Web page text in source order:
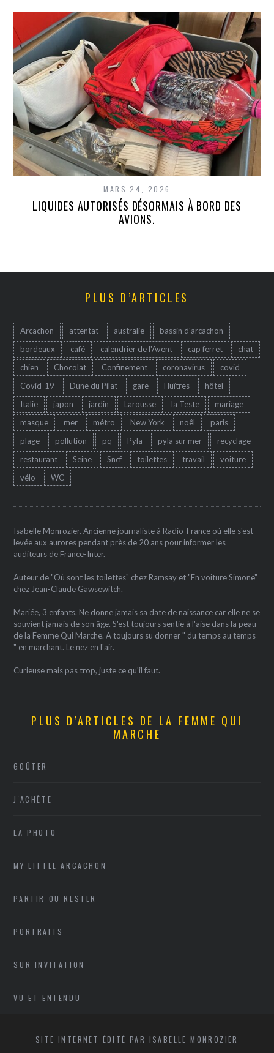
MARS 24, 2026
LIQUIDES AUTORISÉS DÉSORMAIS À BORD DES
AVIONS.
PLUS D’ARTICLES
Arcachon attentat australie
bassin d'arcachon
bordeaux
café calendrier de l'Avent cap ferret
chat
chien
Chocolat Confinement coronavirus
covid
Covid-19
Dune du Pilat gare Huîtres
hôtel
Italie
japon jardin Larousse la Teste
mariage
masque
mer métro New York noêl
paris
plage
pollution pq Pyla pyla sur mer
recyclage
restaurant
Seine Sncf toilettes travail
voiture
vélo
WC
Isabelle Monrozier. Ancienne journaliste à Radio-France où elle s'est
levée aux aurores pendant près de 20 ans pour informer les
auditeurs de France-Inter.
Auteur de "Où sont les toilettes" chez Ramsay et "En voiture Simone"
chez Jean-Claude Gawsewitch.
Mariée, 3 enfants. Ne donne jamais sa date de naissance car elle ne se
souvient jamais de son âge. S'est toujours sentie à l'aise dans la peau
de la Femme Qui Marche. A toujours su donner " du temps au temps
" en marchant. Le nez en l'air.
Curieuse mais pas trop, juste ce qu'il faut.
PLUS D’ARTICLES DE LA FEMME QUI
MARCHE
GOÛTER
J'ACHÈTE
LA PHOTO
MY LITTLE ARCACHON
PARTIR OU RESTER
PORTRAITS
SUR INVITATION
VU ET ENTENDU
SITE INTERNET ÉDITÉ PAR ISABELLE MONROZIER